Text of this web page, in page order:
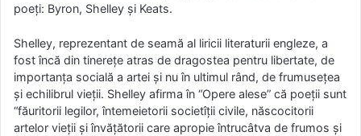
poeţi: Byron, Shelley şi Keats.
Shelley, reprezentant de seamă al liricii literaturii engleze, a
fost încă din tinereţe atras de dragostea pentru libertate, de
importanţa socială a artei şi nu în ultimul rând, de frumuseţea
şi echilibrul vieţii. Shelley afirma în “Opere alese” că poeţii sunt
“făuritorii legilor, întemeietorii societîţii civile, născocitorii
artelor vieţii şi învăţătorii care apropie întrucâtva de frumos şi